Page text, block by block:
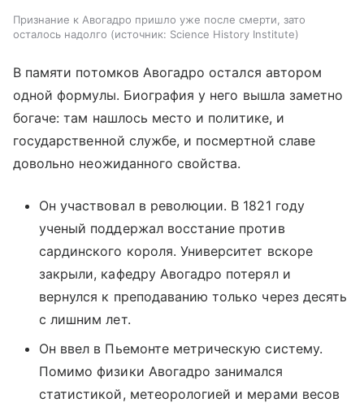
Признание к Авогадро пришло уже после смерти, зато
осталось надолго
источник: Science History Institute
В памяти потомков Авогадро остался автором
одной формулы. Биография у него вышла заметно
богаче: там нашлось место и политике, и
государственной службе, и посмертной славе
довольно неожиданного свойства.
Он участвовал в революции. В 1821 году
ученый поддержал восстание против
сардинского короля. Университет вскоре
закрыли, кафедру Авогадро потерял и
вернулся к преподаванию только через десять
с лишним лет.
Он ввел в Пьемонте метрическую систему.
Помимо физики Авогадро занимался
статистикой, метеорологией и мерами весов